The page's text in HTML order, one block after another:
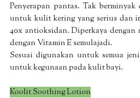
Penyerapan pantas. Tak berminyak
untuk kulit kering yang serius dan
40x antioksidan. Diperkaya dengan
dengan Vitamin E semulajadi.
Sesuai digunakan untuk semua
untuk kegunaan pada kulit bayi.
Koolit Soothing Lotion